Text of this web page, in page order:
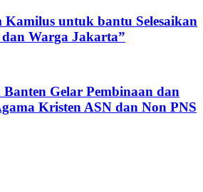
untuk bantu Selesaikan
Warga Jakarta”
Gelar Pembinaan dan
Kristen ASN dan Non PNS